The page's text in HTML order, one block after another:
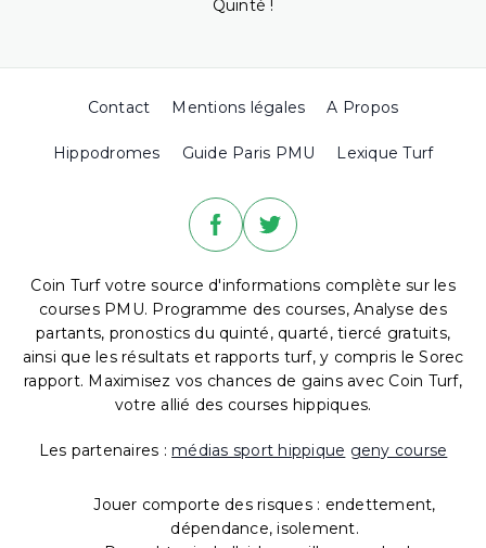
Quinté !
Contact Mentions légales A Propos
Hippodromes Guide Paris PMU Lexique Turf
Coin Turf votre source d'informations complète sur les
courses PMU. Programme des courses, Analyse des
partants, pronostics du quinté, quarté, tiercé gratuits,
ainsi que les résultats et rapports turf, y compris le Sorec
rapport. Maximisez vos chances de gains avec Coin Turf,
votre allié des courses hippiques.
Les partenaires : médias sport hippique geny course
Jouer comporte des risques : endettement,
dépendance, isolement.